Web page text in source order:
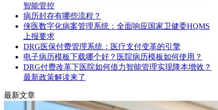
智能管控
病历封存有哪些流程？
侠医数字化病案管理系统：全面响应国家卫健委HQMS
上报要求
DRG医保付费管理系统：医疗支付变革的引擎
电子病历模板下载哪个好？医院病历模板如何使用？
DRG付费改革下医院如何借力智能管理实现降本增效？
最新政策解读来了
最新文章